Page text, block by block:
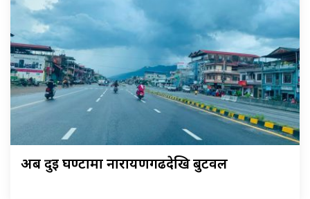
अब दुई घण्टामा नारायणगढदेखि बुटवल